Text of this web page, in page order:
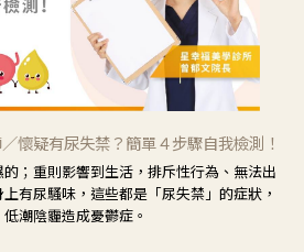
懷疑有尿失禁？簡單４步驟自我檢測！
；重則影響到生活，排斥性行為、無法出
有尿騷味，這些都是「尿失禁」的症狀，
潮陰霾造成憂鬱症。